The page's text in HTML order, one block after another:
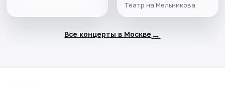
Театр на Мельникова
Все концерты в Москве →